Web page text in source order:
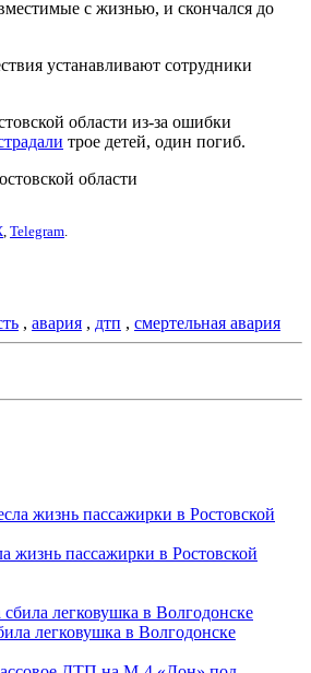
с жизнью, и скончался до
устанавливают сотрудники
области из-за ошибки
трое детей, один погиб.
области
, Telegram.
, авария , дтп , смертельная авария
жизнь пассажирки в Ростовской
легковушка в Волгодонске